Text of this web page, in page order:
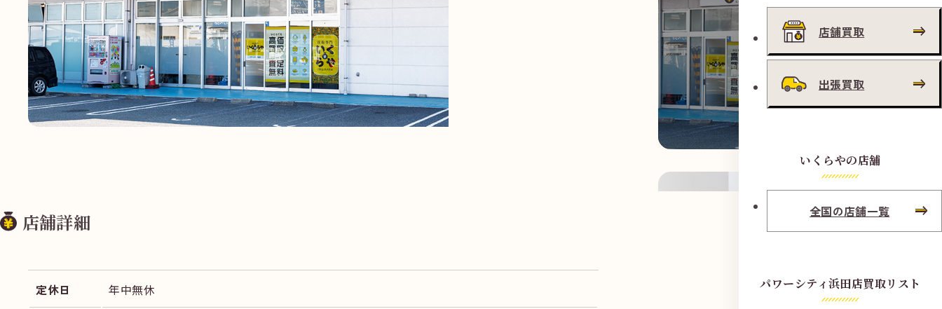
店舗詳細
定休日 年中無休
店舗買取
出張買取
いくらやの店舗
全国の店舗一覧
パワーシティ浜田店買取リスト